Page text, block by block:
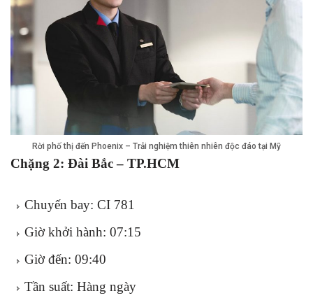
Rời phố thị đến Phoenix – Trải nghiệm thiên nhiên độc đáo tại Mỹ
Chặng 2: Đài Bắc – TP.HCM
Chuyến bay: CI 781
Giờ khởi hành: 07:15
Giờ đến: 09:40
Tần suất: Hàng ngày